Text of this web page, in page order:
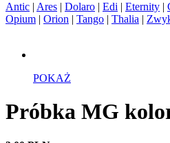
Antic | Ares | Dolaro | Edi | Eternity |
Opium | Orion | Tango | Thalia |
POKAŻ
Próbka MG